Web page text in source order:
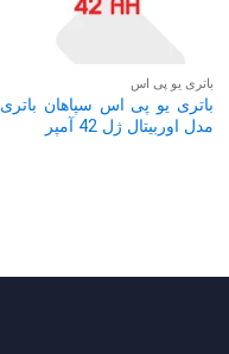
باتری یو پی اس
باتری یو پی اس سپاهان باتری
مدل اوربیتال ژل 42 آمپر